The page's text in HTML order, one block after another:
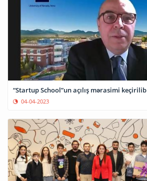
“Startup School”un açılış mərasimi keçirilib
04-04-2023